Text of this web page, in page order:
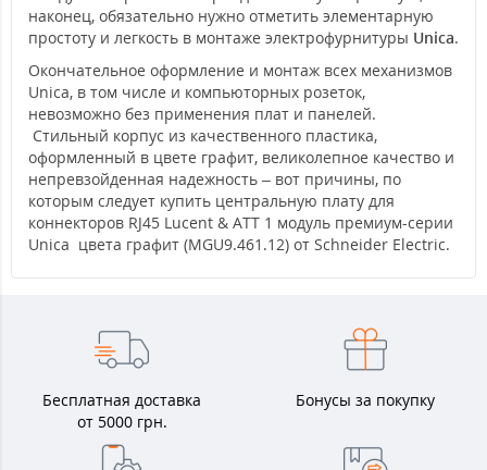
наконец, обязательно нужно отметить элементарную
простоту и легкость в монтаже электрофурнитуры Unica.
Окончательное оформление и монтаж всех механизмов
Unica, в том числе и компьюторных розеток,
невозможно без применения плат и панелей.
Стильный корпус из качественного пластика,
оформленный в цвете графит, великолепное качество и
непревзойденная надежность – вот причины, по
которым следует купить центральную плату для
коннекторов RJ45 Lucent & ATT 1 модуль премиум-серии
Unica цвета графит (MGU9.461.12) от Schneider Electric.
Бесплатная доставка
от 5000 грн.
Бонусы за покупку